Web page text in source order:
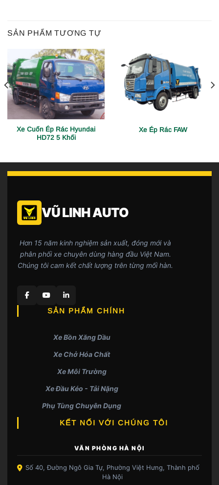
SẢN PHẨM TƯƠNG TỰ
Xe Cuốn Ép Rác Hyundai
HD72 5 Khối
Xe Ép Rác FAW
VŨ LINH AUTO
Hơn 15 năm kinh nghiệm sản xuất, đóng mới và
phân phối xe chuyên dùng hàng đầu Việt Nam.
Chúng tôi cam kết chất lượng trên từng mối hàn.
SẢN PHẨM CHÍNH
Xe Bồn Xăng Dầu
Xe Chở Hóa Chất
Xe Môi Trường
Xe Đầu Kéo - Tải Nặng
Phụ Tùng Chuyên Dụng
KẾT NỐI VỚI CHÚNG TÔI
VĂN PHÒNG HÀ NỘI
Số 40, Đường Ngô Gia Tự, Phường Việt Hưng, Thành phố
Hà Nội